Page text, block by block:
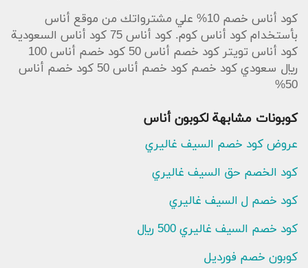
كود أناس خصم 10% علي مشترواتك من موقع أناس
بأستخدام كود أناس كوم. كود أناس 75 كود أناس السعودية
كود أناس تويتر كود خصم أناس 50 كود خصم أناس 100
ريال سعودي كود خصم كود خصم أناس 50 كود خصم أناس
50%
كوبونات مشابهة لكوبون أناس
عروض كود خصم السيف غاليري
كود الخصم حق السيف غاليري
كود خصم ل السيف غاليري
كود خصم السيف غاليري 500 ريال
كوبون خصم فورديل